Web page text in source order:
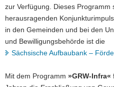
zur Verfügung. Dieses Programm
herausragenden
in den Gemeinden und bei den
und Bewilligungsbehörde ist die
Sächsische Aufbaubank –
Mit dem Programm »GRW-Infra«